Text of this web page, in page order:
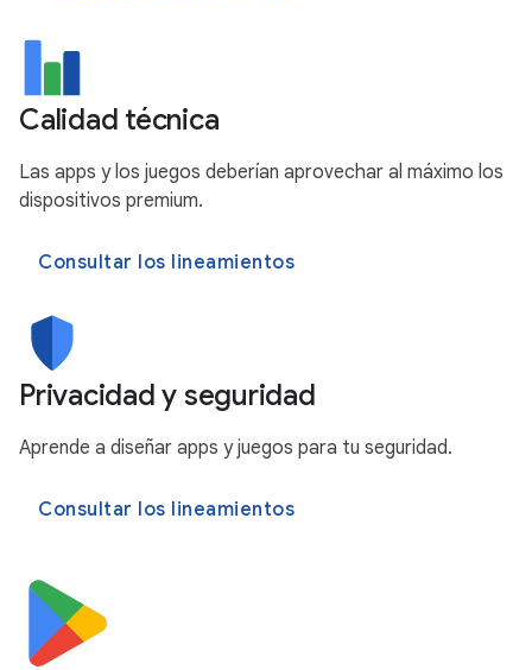
Calidad técnica
Las apps y los juegos deberían aprovechar al máximo los
dispositivos premium.
Consultar los lineamientos
Privacidad y seguridad
Aprende a diseñar apps y juegos para tu seguridad.
Consultar los lineamientos